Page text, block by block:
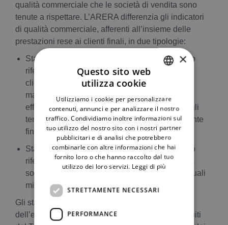
qualità commerciale che le società di vendita sono
tenute a rispettare. L’ARERA differenzia gli indicatori
di qualità commerciale, afferenti all’insieme delle
prestazioni rese ai clienti finali, in due tipologie:
Standard specifici di qualità commerciale: sono
riferiti alla singola prestazione da garantire al
cliente finale e vengono definiti come tempo
massimo entro cui la prestazione deve essere
effettuata dalla Società. Il mancato rispetto di tali
tempistiche comporta la corresponsione al cliente
finale di specifici indennizzi.
Standard generali di qualità commerciale: sono
riferiti al complesso delle prestazioni rese dalla
società e vengono definiti come soglie percentuali
minime da rispettare.
Gli standard di qualità commerciale della vendita
dell’energia elettrica e del gas naturale sono definiti
ENGLISH
×
Questo sito web
utilizza cookie
Utilizziamo i cookie per personalizzare
contenuti, annunci e per analizzare il nostro
traffico. Condividiamo inoltre informazioni sul
tuo utilizzo del nostro sito con i nostri partner
pubblicitari e di analisi che potrebbero
combinarle con altre informazioni che hai
fornito loro o che hanno raccolto dal tuo
utilizzo dei loro servizi. Leggi di più
STRETTAMENTE NECESSARI
PERFORMANCE